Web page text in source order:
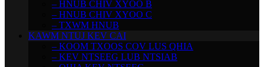
– HNUB CHIV XYOO B
– HNUB CHIV XYOO C
– TXWM HNUB
KAWM NTUJ KEV CAI
– KOOM TXOOS COV LUS QHIA
– KEV NTSEEG LUB NTSIAB